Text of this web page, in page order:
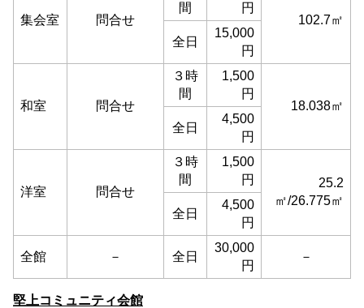
集会室 問合せ
間
円
102.7㎡
全日
15,000
円
和室 問合せ
３時
間
1,500
円
18.038㎡
全日
4,500
円
洋室 問合せ
３時
間
1,500
円
25.2
㎡/26.775㎡
全日
4,500
円
全館 － 全日
30,000
円
－
堅上コミュニティ会館